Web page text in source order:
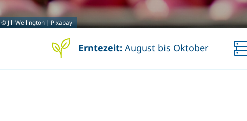
© Jill Wellington | Pixabay
Erntezeit: August bis Oktober